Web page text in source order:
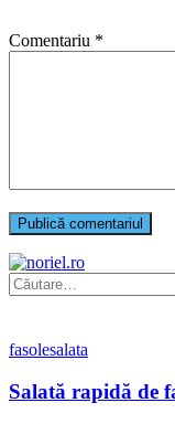
Comentariu *
Caută
după:
fasolesalata
Salată rapidă de